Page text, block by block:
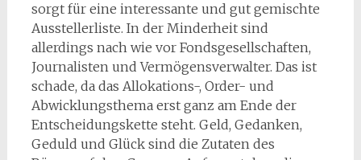
sorgt für eine interessante und gut gemischte
Ausstellerliste. In der Minderheit sind
allerdings nach wie vor Fondsgesellschaften,
Journalisten und Vermögensverwalter. Das ist
schade, da das Allokations-, Order- und
Abwicklungsthema erst ganz am Ende der
Entscheidungskette steht. Geld, Gedanken,
Geduld und Glück sind die Zutaten des